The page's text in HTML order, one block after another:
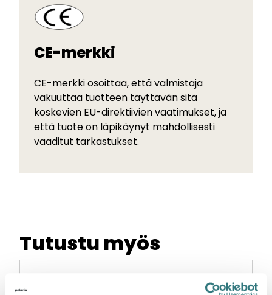
CE-merkki
CE-merkki osoittaa, että valmistaja
vakuuttaa tuotteen täyttävän sitä
koskevien EU-direktiivien vaatimukset, ja
että tuote on läpikäynyt mahdollisesti
vaaditut tarkastukset.
Tutustu myös